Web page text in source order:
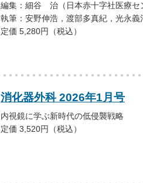
編集：細谷 治（日本赤十字社医療セ
執筆：安野伸浩，渡部多真紀，光永
定価 5,280円（税込）
消化器外科 2026年1月号
内視鏡に学ぶ新時代の低侵襲戦略
定価 3,520円（税込）